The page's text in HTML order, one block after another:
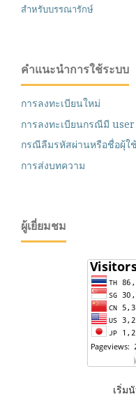
สำหรับบรรณารักษ์
คำแนะนำการใช้ระบบ
การลงทะเบียนใหม่
การลงทะเบียนกรณีมี
กรณีลืมรหัสผ่านหรือชื่อผุ้ใ
การส่งบทความ
ผู้เยี่ยมชม
เริ่ม